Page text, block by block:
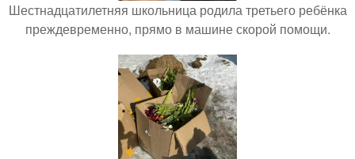
Шестнадцатилетняя школьница родила третьего ребёнка
преждевременно, прямо в машине скорой помощи.